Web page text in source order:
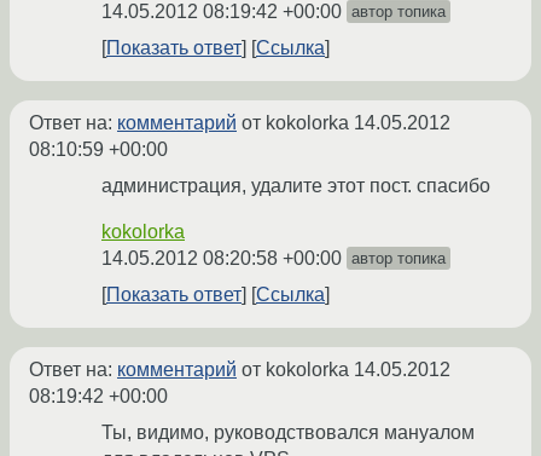
14.05.2012 08:19:42 +00:00 автор топика
Показать ответ Ссылка
Ответ на: комментарий от kokolorka 14.05.2012
08:10:59 +00:00
администрация, удалите этот пост. спасибо
kokolorka
14.05.2012 08:20:58 +00:00 автор топика
Показать ответ Ссылка
Ответ на: комментарий от kokolorka 14.05.2012
08:19:42 +00:00
Ты, видимо, руководствовался мануалом